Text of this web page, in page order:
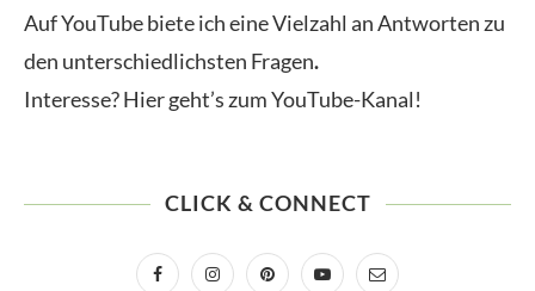
Auf YouTube biete ich eine Vielzahl an Antworten zu
den unterschiedlichsten Fragen.
Interesse? Hier geht’s zum YouTube-Kanal!
CLICK & CONNECT